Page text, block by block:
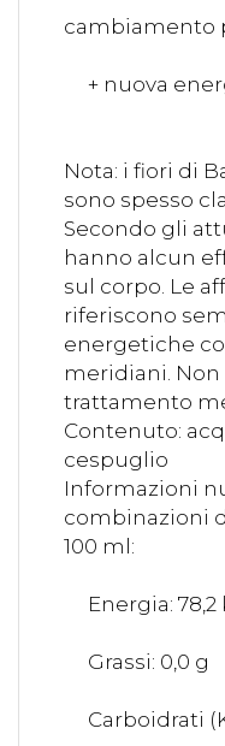
cambiamento
+ nuova
Nota: i fiori di
sono spesso
Secondo gli
hanno alcun
sul corpo. Le
riferiscono
energetiche
meridiani. Non
trattamento
Contenuto:
cespuglio
Informazioni
combinazioni
100 ml:
Energia: 78,2
Grassi: 0,0 g
Carboidrati